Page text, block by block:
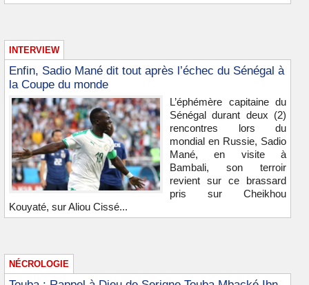
INTERVIEW
Enfin, Sadio Mané dit tout après l’échec du Sénégal à
la Coupe du monde
L’éphémère capitaine du
Sénégal durant deux (2)
rencontres lors du
mondial en Russie, Sadio
Mané, en visite à
Bambali, son terroir
revient sur ce brassard
pris sur Cheikhou
Kouyaté, sur Aliou Cissé...
NÉCROLOGIE